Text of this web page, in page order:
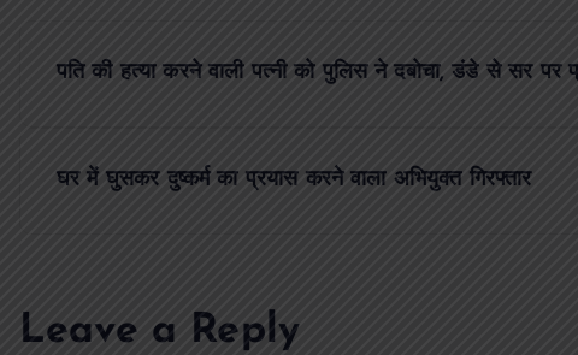
n
पति की हत्या करने वाली पत्नी को पुलिस ने दबोचा, डंडे से सर पर
घर में घुसकर दुष्कर्म का प्रयास करने वाला अभियुक्त गिरफ्तार
Leave a Reply